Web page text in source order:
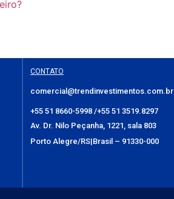
CONTATO
comercial@trendinvestimentos.com.br
+55 51 8660-5998 /+55 51 3519.8297
Av. Dr. Nilo Peçanha, 1221, sala 803
Porto Alegre/RS|Brasil – 91330-000